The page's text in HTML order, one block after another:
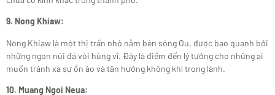
9. Nong Khiaw:
Nong Khiaw là một thị trấn nhỏ nằm bên sông Ou, được bao quanh bởi
những ngọn núi đá vôi hùng vĩ. Đây là điểm đến lý tưởng cho những ai
muốn tránh xa sự ồn ào và tận hưởng không khí trong lành.
10. Muang Ngoi Neua: